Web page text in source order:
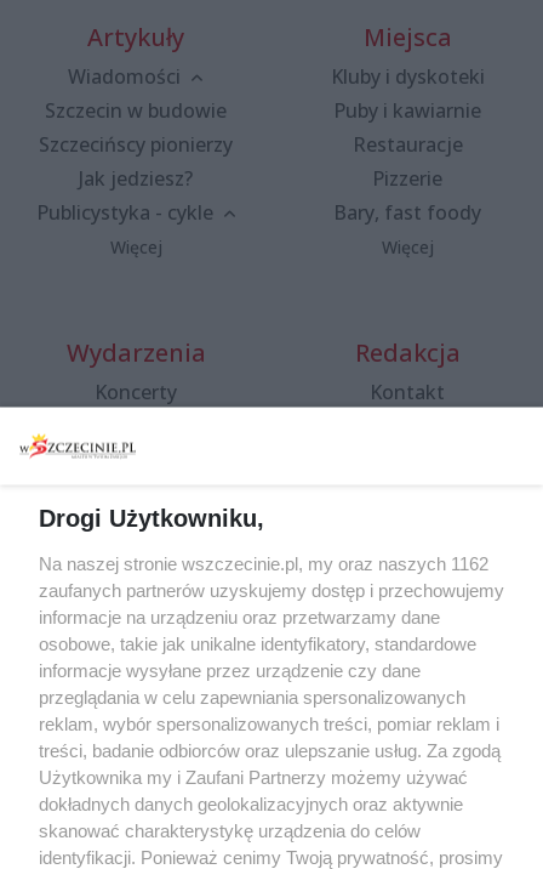
Artykuły
Wiadomości
Szczecin w budowie
Szczecińscy pionierzy
Jak jedziesz?
Publicystyka - cykle
Więcej
Miejsca
Kluby i dyskoteki
Puby i kawiarnie
Restauracje
Pizzerie
Bary, fast foody
Więcej
Wydarzenia
Koncerty
Spacery i oprowadzania
targi
Wernisaże
Więcej
Redakcja
Kontakt
Specjalny koncert z okazji
20. urodzin portalu
wSzczecinie.pl
Regulamin konkursów
śniadaniówka "Hej
Szczecin! Jest piątek!"
Partnerzy
Praca Szczecin
Drogi Użytkowniku,
Na naszej stronie wszczecinie.pl, my oraz naszych 1162
zaufanych partnerów uzyskujemy dostęp i przechowujemy
informacje na urządzeniu oraz przetwarzamy dane
osobowe, takie jak unikalne identyfikatory, standardowe
informacje wysyłane przez urządzenie czy dane
przeglądania w celu zapewniania spersonalizowanych
reklam, wybór spersonalizowanych treści, pomiar reklam i
treści, badanie odbiorców oraz ulepszanie usług. Za zgodą
Użytkownika my i Zaufani Partnerzy możemy używać
dokładnych danych geolokalizacyjnych oraz aktywnie
skanować charakterystykę urządzenia do celów
identyfikacji. Ponieważ cenimy Twoją prywatność, prosimy